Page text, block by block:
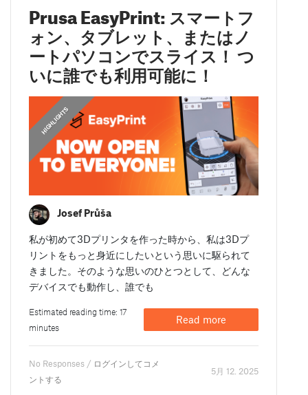
Prusa EasyPrint: スマートフ
ォン、タブレット、またはノ
ートパソコンでスライス！ つ
いに誰でも利用可能に！
FEATURED
HIGHLIGHTS
Josef Průša
私が初めて3Dプリンタを作った時から、私は3Dプ
リントをもっと身近にしたいという思いに駆られて
きました。そのような思いのひとつとして、どんな
デバイスでも動作し、誰でも
Estimated reading time: 17
minutes
Read more
No Responses / ログインしてコメ
ントする
5月 12. 2025